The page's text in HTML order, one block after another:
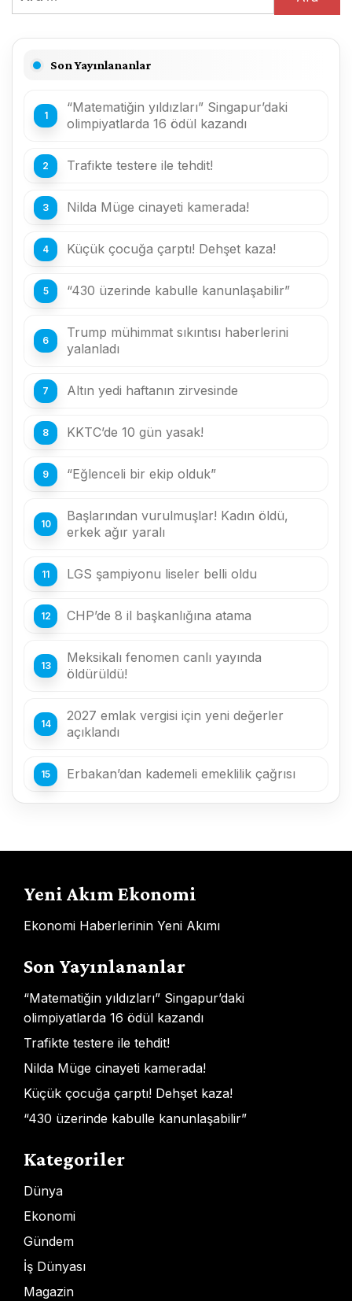
Son Yayınlananlar
“Matematiğin yıldızları” Singapur’daki
olimpiyatlarda 16 ödül kazandı
Trafikte testere ile tehdit!
Nilda Müge cinayeti kamerada!
Küçük çocuğa çarptı! Dehşet kaza!
“430 üzerinde kabulle kanunlaşabilir”
Trump mühimmat sıkıntısı haberlerini
yalanladı
Altın yedi haftanın zirvesinde
KKTC’de 10 gün yasak!
“Eğlenceli bir ekip olduk”
Başlarından vurulmuşlar! Kadın öldü,
erkek ağır yaralı
LGS şampiyonu liseler belli oldu
CHP’de 8 il başkanlığına atama
Meksikalı fenomen canlı yayında
öldürüldü!
2027 emlak vergisi için yeni değerler
açıklandı
Erbakan’dan kademeli emeklilik çağrısı
Yeni Akım Ekonomi
Ekonomi Haberlerinin Yeni Akımı
Son Yayınlananlar
“Matematiğin yıldızları” Singapur’daki
olimpiyatlarda 16 ödül kazandı
Trafikte testere ile tehdit!
Nilda Müge cinayeti kamerada!
Küçük çocuğa çarptı! Dehşet kaza!
“430 üzerinde kabulle kanunlaşabilir”
Kategoriler
Dünya
Ekonomi
Gündem
İş Dünyası
Magazin